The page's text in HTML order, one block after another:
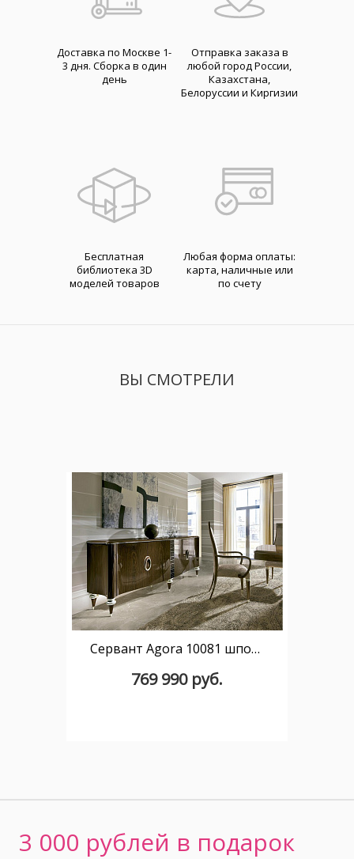
Доставка по Москве 1-
3 дня. Cборка в один
день
Отправка заказа в
любой город России,
Казахстана,
Белоруссии и Киргизии
Бесплатная
библиотека 3D
моделей товаров
Любая форма оплаты:
карта, наличные или
по счету
ВЫ СМОТРЕЛИ
Сервант Agora 10081 шпон 240 см
769 990 руб.
3 000 рублей в подарок